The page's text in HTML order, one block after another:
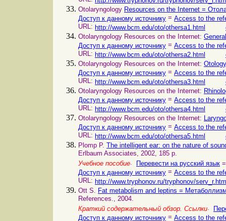
Otolaryngology Resources on the Internet =
Доступ к данному источнику = Access to the
URL: http://www.bcm.edu/oto/othersa1.html
Otolaryngology Resources on the Internet:
Доступ к данному источнику = Access to the
URL: http://www.bcm.edu/oto/othersa2.html
Otolaryngology Resources on the Internet:
Доступ к данному источнику = Access to the
URL: http://www.bcm.edu/oto/othersa3.html
Otolaryngology Resources on the Internet:
Доступ к данному источнику = Access to the
URL: http://www.bcm.edu/oto/othersa4.html
Otolaryngology Resources on the Internet:
Доступ к данному источнику = Access to the
URL: http://www.bcm.edu/oto/othersa5.html
Plomp P. The intelligent ear: on the nature of
Erlbaum Associates, 2002, 185 p.
Учебное пособие. Перевести на русский язык =
Доступ к данному источнику = Access to the
URL: http://www.tryphonov.ru/tryphonov/
Ott S. Fat metabolism and leptins =
References., 2004.
Краткий содержательный обзор. Ссылки.
Доступ к данному источнику = Access to the